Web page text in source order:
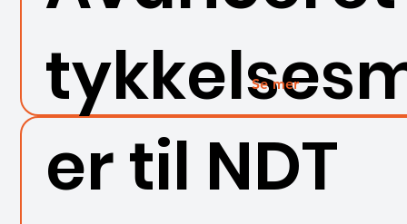
er til NDT
Se mer